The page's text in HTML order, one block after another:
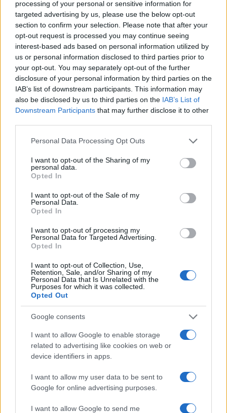
processing of your personal or sensitive information for
targeted advertising by us, please use the below opt-out
section to confirm your selection. Please note that after your
opt-out request is processed you may continue seeing
interest-based ads based on personal information utilized by
us or personal information disclosed to third parties prior to
your opt-out. You may separately opt-out of the further
disclosure of your personal information by third parties on the
IAB’s list of downstream participants. This information may
also be disclosed by us to third parties on the IAB’s List of
Downstream Participants that may further disclose it to other
Please note that this website/app uses one or more Google
not limited to your visit or usage behaviour. You may click to
grant or deny consent to Google and its third-party tags to
use your data for below specified purposes in below Google
consent section.
Personal Data Processing Opt Outs
I want to opt-out of the Sharing of my
personal data.
Opted In
I want to opt-out of the Sale of my
Personal Data.
Opted In
I want to opt-out of processing my
Personal Data for Targeted Advertising.
Opted In
I want to opt-out of Collection, Use,
Retention, Sale, and/or Sharing of my
Personal Data that Is Unrelated with the
Purposes for which it was collected.
Opted Out
Google consents
I want to allow Google to enable storage
related to advertising like cookies on web or
device identifiers in apps.
I want to allow my user data to be sent to
Google for online advertising purposes.
I want to allow Google to send me
l’adozione di nuove versioni diDirectXe la
diffusione di tecniche diupscaling neurale.
Conclusione
Project Helix si presenta come un passo verso
una generazione in cui IA, ray tracing e
integrazione tra piattaformediventano elementi
centrali. Microsoft e AMD hanno fornito un primo
tappa importante per comprendere appieno le
potenzialità finali della piattaforma.
AiAdhubMedia